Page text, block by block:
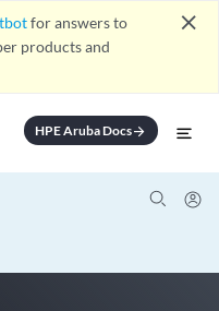
for answers to
products and
close
HPE Aruba Docsarrow_forward